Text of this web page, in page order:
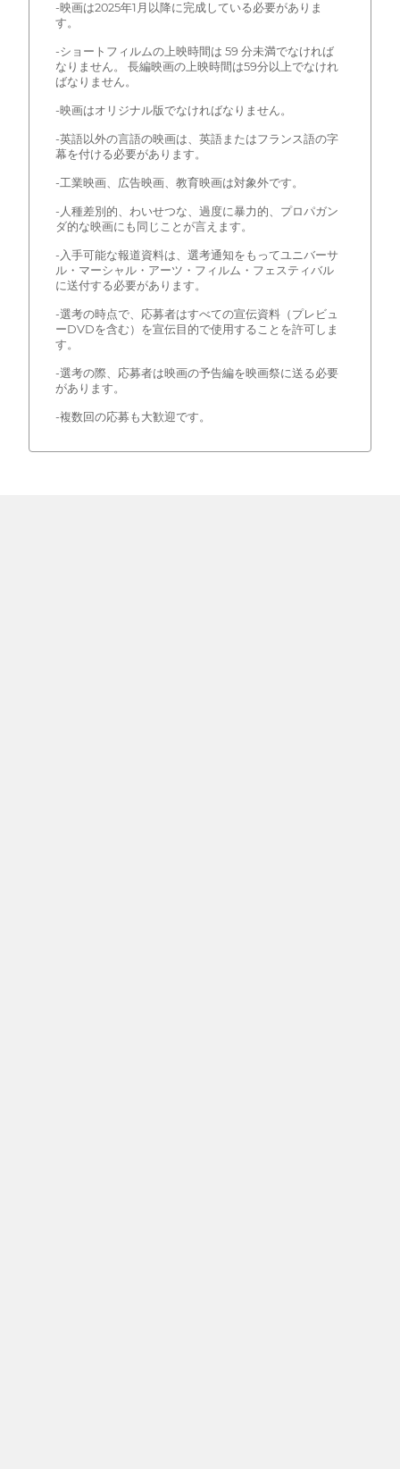
-映画は2025年1月以降に完成している必要がありま
す。
-ショートフィルムの上映時間は 59 分未満でなければ
なりません。 長編映画の上映時間は59分以上でなけれ
ばなりません。
-映画はオリジナル版でなければなりません。
-英語以外の言語の映画は、英語またはフランス語の字
幕を付ける必要があります。
-工業映画、広告映画、教育映画は対象外です。
-人種差別的、わいせつな、過度に暴力的、プロパガン
ダ的な映画にも同じことが言えます。
-入手可能な報道資料は、選考通知をもってユニバーサ
ル・マーシャル・アーツ・フィルム・フェスティバル
に送付する必要があります。
-選考の時点で、応募者はすべての宣伝資料（プレビュ
ーDVDを含む）を宣伝目的で使用することを許可しま
す。
-選考の際、応募者は映画の予告編を映画祭に送る必要
があります。
-複数回の応募も大歓迎です。